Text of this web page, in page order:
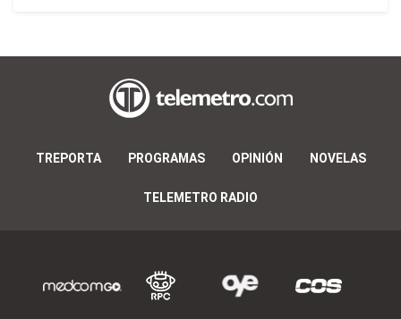
TREPORTA PROGRAMAS OPINIÓN NOVELAS
TELEMETRO RADIO